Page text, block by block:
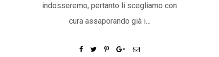
indosseremo, pertanto li scegliamo con
cura assaporando già i…